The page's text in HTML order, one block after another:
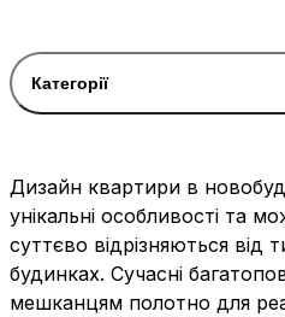
Категорії
Дизайн квартири в
унікальні особливості та
суттєво відрізняються від
будинках. Сучасні
мешканцям полотно для